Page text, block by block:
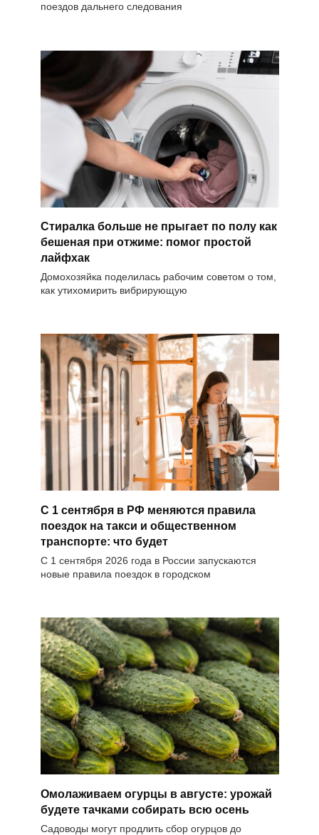
поездов дальнего следования
Стиралка больше не прыгает по полу как
бешеная при отжиме: помог простой
лайфхак
Домохозяйка поделилась рабочим советом о том,
как утихомирить вибрирующую
С 1 сентября в РФ меняются правила
поездок на такси и общественном
транспорте: что будет
С 1 сентября 2026 года в России запускаются
новые правила поездок в городском
Омолаживаем огурцы в августе: урожай
будете тачками собирать всю осень
Садоводы могут продлить сбор огурцов до